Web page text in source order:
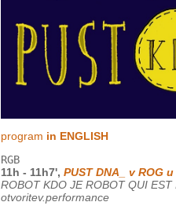
program in ENGLISH
RGB
11h - 11h7', PUST DNA_ v ROG u
ROBOT KDO JE ROBOT QUI
otvoritev.performance